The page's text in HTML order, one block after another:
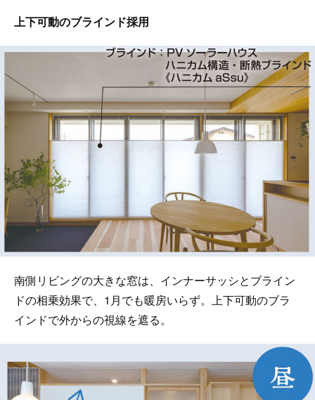
上下可動のブラインド採用
南側リビングの大きな窓は、インナーサッシとブライン
ドの相乗効果で、1月でも暖房いらず。上下可動のブラ
インドで外からの視線を遮る。